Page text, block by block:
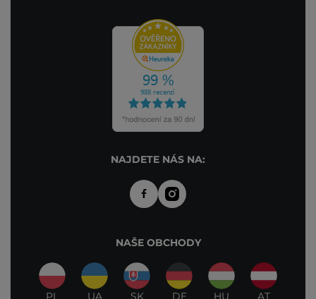
NAJDETE NÁS NA:
NAŠE OBCHODY